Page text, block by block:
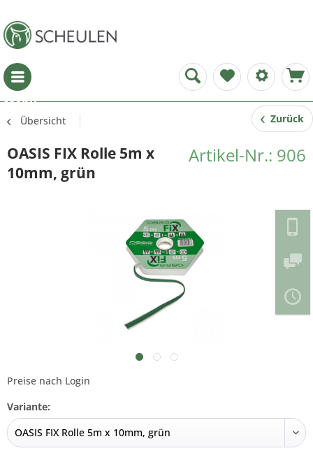
Menü
Übersicht Zurück
Artikel-Nr.: 906
OASIS FIX Rolle 5m x
10mm, grün
Preise nach Login
Variante: